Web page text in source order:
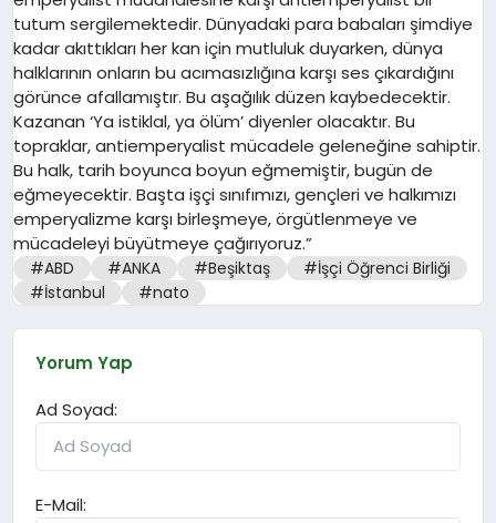
tutum sergilemektedir. Dünyadaki para babaları şimdiye
kadar akıttıkları her kan için mutluluk duyarken, dünya
halklarının onların bu acımasızlığına karşı ses çıkardığını
görünce afallamıştır. Bu aşağılık düzen kaybedecektir.
Kazanan ‘Ya istiklal, ya ölüm’ diyenler olacaktır. Bu
topraklar, antiemperyalist mücadele geleneğine sahiptir.
Bu halk, tarih boyunca boyun eğmemiştir, bugün de
eğmeyecektir. Başta işçi sınıfımızı, gençleri ve halkımızı
emperyalizme karşı birleşmeye, örgütlenmeye ve
mücadeleyi büyütmeye çağırıyoruz.”
#ABD #ANKA #Beşiktaş
#İşçi Öğrenci Birliği
#İstanbul
#nato
Yorum Yap
Ad Soyad:
E-Mail: